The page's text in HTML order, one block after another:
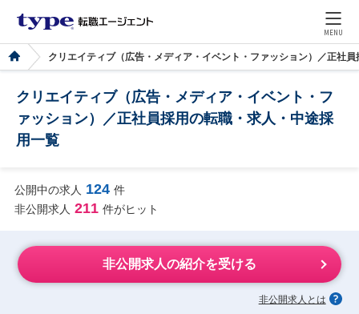
MENU
クリエイティブ（広告・メディア・イベント・ファッション）／正社
クリエイティブ（広告・メディア・イベント・フ
ァッション）／正社員採用の転職・求人・中途採
用一覧
公開中の求人 124 件
非公開求人 211 件がヒット
非公開求人の紹介を受ける
非公開求人とは